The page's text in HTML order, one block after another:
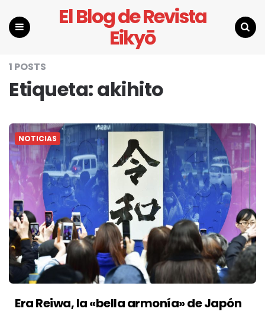
El Blog de Revista
Eikyō
1 POSTS
Etiqueta:akihito
NOTICIAS
Era Reiwa, la «bella armonía» de Japón